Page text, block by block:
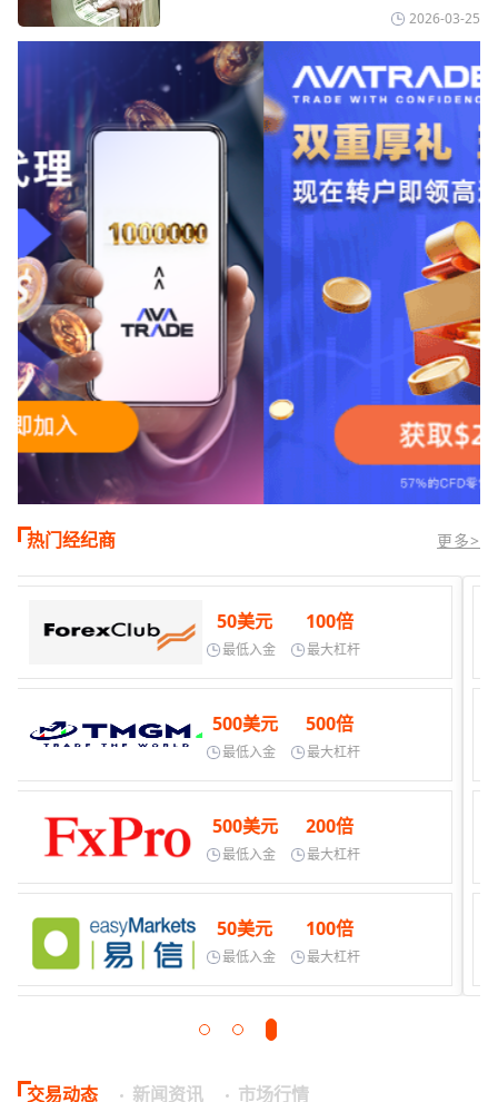
易成本极低、产品极其丰富、ASIC监管
+千万保险加持的全球知名经纪商，特别适
合活跃交易者和股票CFD投资者。通过
TMGM官网交易资讯了解，周三亚洲交易
时段,油价暴跌逾6%,布伦特原油跌破每桶
100美元
2026-03-25
热门经纪商 更多>
10美元
最低入金
200倍
最大杠杆
80美元
最低入金
888倍
最大杠杆
50美元
最低入金
100倍
最大杠杆
1美元
最低入金
400倍
最大杠杆
交易动态 新闻资讯 市场行情